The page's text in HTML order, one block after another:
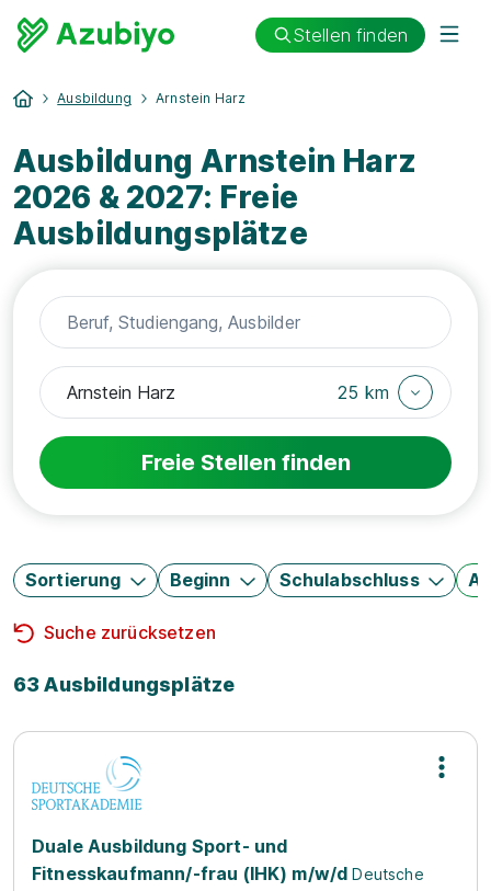
Stellen finden
Ausbildung Arnstein Harz
Ausbildung Arnstein Harz
2026 & 2027: Freie
Ausbildungsplätze
25 km
Freie Stellen finden
Sortierung Beginn Schulabschluss
Suche zurücksetzen
63 Ausbildungsplätze
Duale Ausbildung Sport- und
Fitnesskaufmann/-frau (IHK) m/w/d Deutsche